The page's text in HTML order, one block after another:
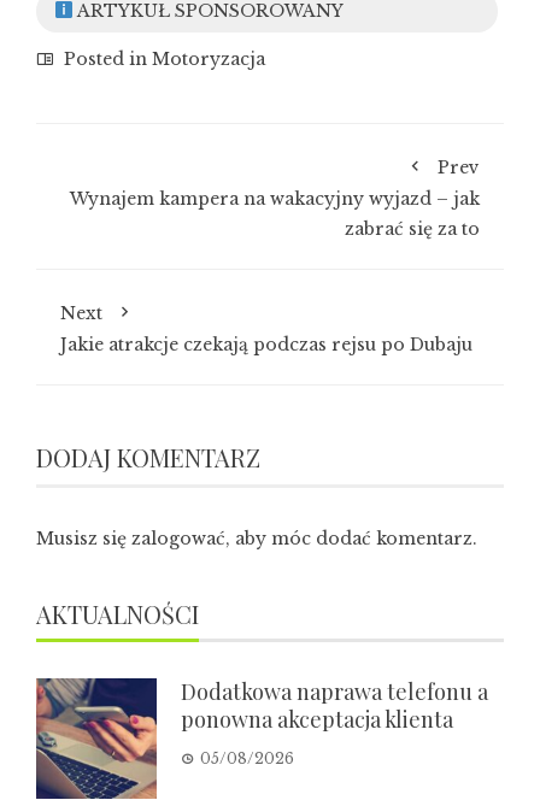
ARTYKUŁ SPONSOROWANY
Posted in Motoryzacja
Prev
Wynajem kampera na wakacyjny wyjazd – jak
zabrać się za to
Next
Jakie atrakcje czekają podczas rejsu po Dubaju
DODAJ KOMENTARZ
Musisz się zalogować, aby móc dodać komentarz.
AKTUALNOŚCI
Dodatkowa naprawa telefonu a
ponowna akceptacja klienta
05/08/2026